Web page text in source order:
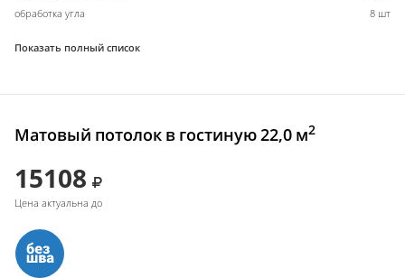
обработка угла 8 шт
Показать полный список
Матовый потолок в гостиную 22,0 м2
15108
Цена актуальна до